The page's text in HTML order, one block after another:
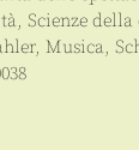
, Scienze
, Musica,